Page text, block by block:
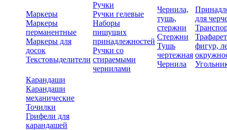
Маркеры
Маркеры
перманентные
Маркеры для
досок
Текстовыделители
Ручки
Ручки гелевые
Наборы
пишущих
принадлежностей
Ручки со
стираемыми
чернилами
Чернила,
тушь,
стержни
Стержни
Тушь
чертежная
Чернила
для
фигур,
Карандаши
Карандаши
механические
Точилки
Грифели для
карандашей